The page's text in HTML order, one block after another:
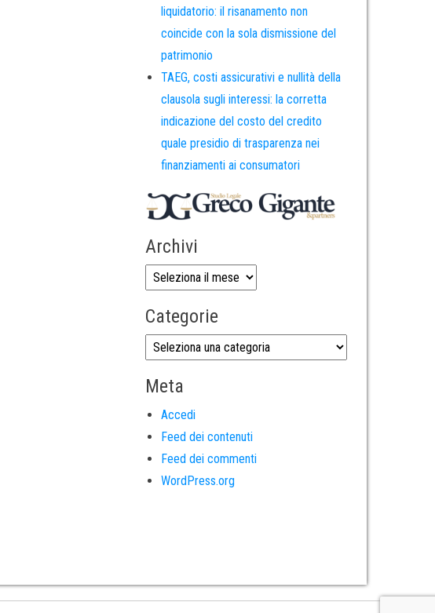
liquidatorio: il risanamento non
coincide con la sola dismissione del
patrimonio
TAEG, costi assicurativi e nullità della
clausola sugli interessi: la corretta
indicazione del costo del credito
quale presidio di trasparenza nei
finanziamenti ai consumatori
Archivi
Categorie
Meta
Accedi
Feed dei contenuti
Feed dei commenti
WordPress.org